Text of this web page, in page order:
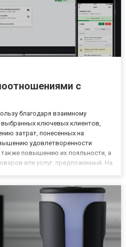
с
благодаря взаимному
выбранных ключевых клиентов,
затрат, понесенных на
удовлетворенности
повышению их лояльности, а
или услуг. предложенный. На